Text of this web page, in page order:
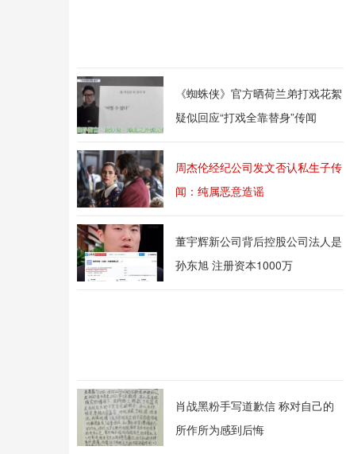
《蜘蛛侠》官方晒荷兰弟打戏花絮
疑似回应“打戏全靠替身”传闻
周杰伦经纪公司发文否认私生子传
闻：纯属恶意造谣
董宇辉新公司背后控股公司法人是
孙东旭 注册资本1000万
肖战黑粉手写道歉信 称对自己的
所作所为感到后悔